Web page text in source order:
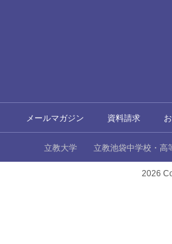
メールマガジン 資料請求
立教大学 立教池袋中学校・高
2026